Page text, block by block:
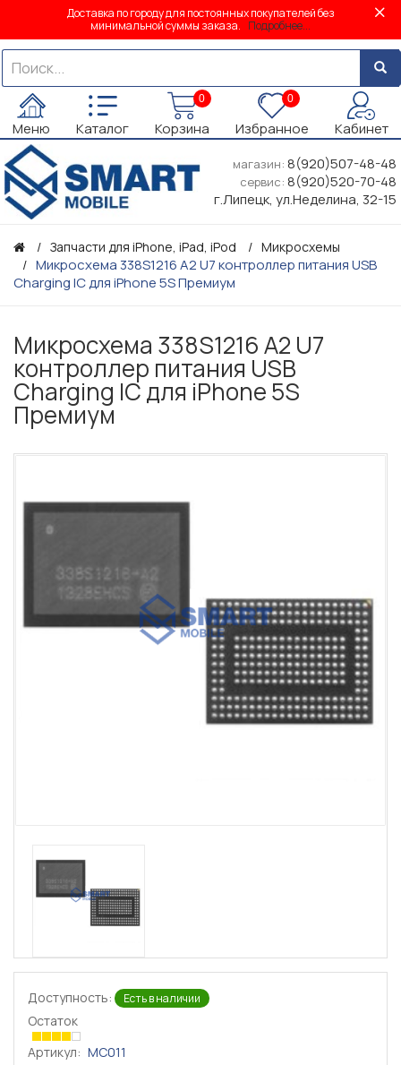
Доставка по городу для постоянных покупателей без
минимальной суммы заказа. Подробнее...
Меню Каталог
0
Корзина
0
Избранное Кабинет
магазин: 8(920)507-48-48
сервис: 8(920)520-70-48
г.Липецк, ул.Неделина, 32-15
Запчасти для iPhone, iPad, iPod Микросхемы
Микросхема 338S1216 A2 U7 контроллер питания USB
Charging IC для iPhone 5S Премиум
Микросхема 338S1216 A2 U7
контроллер питания USB
Charging IC для iPhone 5S
Премиум
Доступность: Есть в наличии
Остаток
Артикул: MC011